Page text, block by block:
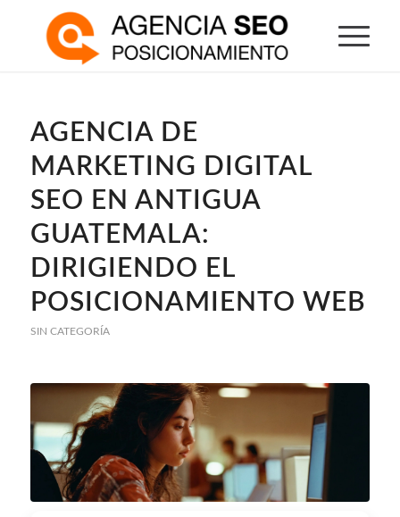
AGENCIA DE
MARKETING DIGITAL
SEO EN ANTIGUA
GUATEMALA:
DIRIGIENDO EL
POSICIONAMIENTO WEB
SIN CATEGORÍA